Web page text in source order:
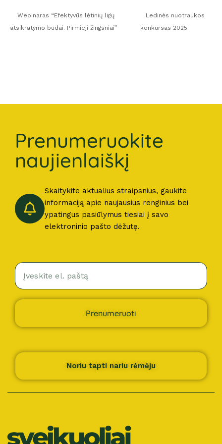
Webinaras “Efektyvūs lėtinių ligų
atsikratymo būdai. Pirmieji žingsniai”
Ledinės nuotraukos
konkursas 2025
Prenumeruokite
naujienlaiškį
Skaitykite aktualius straipsnius, gaukite
informaciją apie naujausius renginius bei
ypatingus pasiūlymus tiesiai į savo
elektroninio pašto dėžutę.
Prenumeruoti
Noriu tapti nariu rėmėju